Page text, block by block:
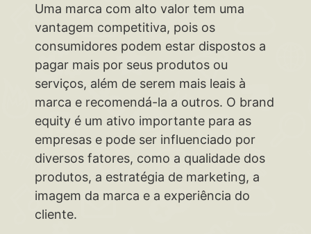
Uma marca com alto valor tem uma
vantagem competitiva, pois os
consumidores podem estar dispostos a
pagar mais por seus produtos ou
serviços, além de serem mais leais à
marca e recomendá-la a outros. O brand
equity é um ativo importante para as
empresas e pode ser influenciado por
diversos fatores, como a qualidade dos
produtos, a estratégia de marketing, a
imagem da marca e a experiência do
cliente.